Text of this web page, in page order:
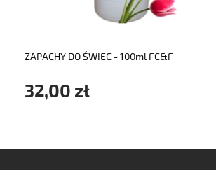
ZAPACHY DO ŚWIEC - 100ml FC&F
32,00 zł